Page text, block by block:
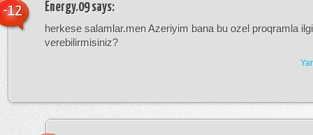
Energy.09says:
herkese salamlar.men Azeriyim bana bu ozel proqramla
verebilirmisiniz?
-12